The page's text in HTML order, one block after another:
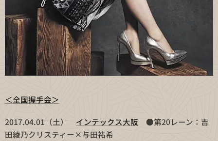
＜全国握手会＞
2017.04.01（土） インテックス大阪 ●第20レーン：吉
田綾乃クリスティー×与田祐希